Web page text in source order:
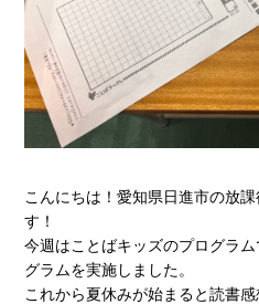
こんにちは！愛知県日進市の放
す！
今週はことばキッズのプログラ
グラムを実施しました。
これから夏休みが始まると読書